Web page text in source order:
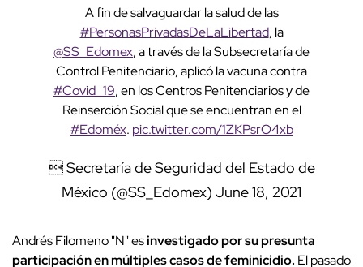
A fin de salvaguardar la salud de las
#PersonasPrivadasDeLaLibertad, la
@SS_Edomex, a través de la Subsecretaría de
Control Penitenciario, aplicó la vacuna contra
#Covid_19, en los Centros Penitenciarios y de
Reinserción Social que se encuentran en el
#Edoméx. pic.twitter.com/1ZKPsrO4xb
 Secretaría de Seguridad del Estado de
México (@SS_Edomex) June 18, 2021
Andrés Filomeno "N" esinvestigado por su presunta
participación en múltiples casos de feminicidio. El pasado